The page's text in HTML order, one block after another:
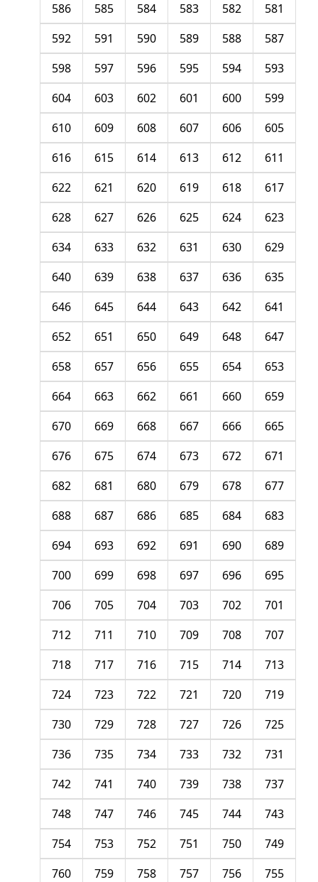
581
582
583
584
585
586
587
588
589
590
591
592
593
594
595
596
597
598
599
600
601
602
603
604
605
606
607
608
609
610
611
612
613
614
615
616
617
618
619
620
621
622
623
624
625
626
627
628
629
630
631
632
633
634
635
636
637
638
639
640
641
642
643
644
645
646
647
648
649
650
651
652
653
654
655
656
657
658
659
660
661
662
663
664
665
666
667
668
669
670
671
672
673
674
675
676
677
678
679
680
681
682
683
684
685
686
687
688
689
690
691
692
693
694
695
696
697
698
699
700
701
702
703
704
705
706
707
708
709
710
711
712
713
714
715
716
717
718
719
720
721
722
723
724
725
726
727
728
729
730
731
732
733
734
735
736
737
738
739
740
741
742
743
744
745
746
747
748
749
750
751
752
753
754
755
756
757
758
759
760